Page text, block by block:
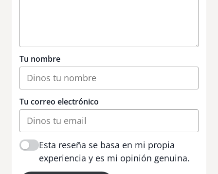
Tu nombre
Tu correo electrónico
Esta reseña se basa en mi propia
experiencia y es mi opinión genuina.